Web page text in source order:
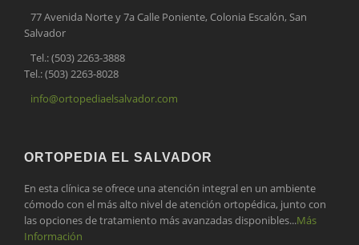
77 Avenida Norte y 7a Calle Poniente, Colonia Escalón, San
Salvador
Tel.: (503) 2263-3888
Tel.: (503) 2263-8028
info@ortopediaelsalvador.com
ORTOPEDIA EL SALVADOR
En esta clínica se ofrece una atención integral en un ambiente
cómodo con el más alto nivel de atención ortopédica, junto con
las opciones de tratamiento más avanzadas disponibles...Más
Información